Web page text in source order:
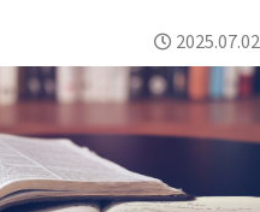
2025.07.02